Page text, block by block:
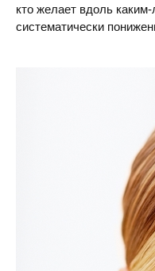
кто желает вдоль
систематически